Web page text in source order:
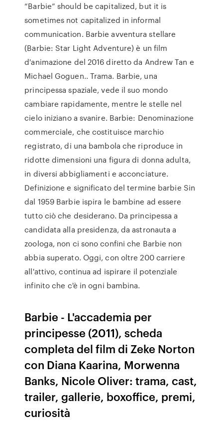
“Barbie” should be capitalized, but it is
sometimes not capitalized in informal
communication. Barbie avventura stellare
(Barbie: Star Light Adventure) è un film
d'animazione del 2016 diretto da Andrew Tan e
Michael Goguen.. Trama. Barbie, una
principessa spaziale, vede il suo mondo
cambiare rapidamente, mentre le stelle nel
cielo iniziano a svanire. Barbie: Denominazione
commerciale, che costituisce marchio
registrato, di una bambola che riproduce in
ridotte dimensioni una figura di donna adulta,
in diversi abbigliamenti e acconciature.
Definizione e significato del termine barbie Sin
dal 1959 Barbie ispira le bambine ad essere
tutto ciò che desiderano. Da principessa a
candidata alla presidenza, da astronauta a
zoologa, non ci sono confini che Barbie non
abbia superato. Oggi, con oltre 200 carriere
all'attivo, continua ad ispirare il potenziale
infinito che c'è in ogni bambina.
Barbie - L'accademia per
principesse (2011), scheda
completa del film di Zeke Norton
con Diana Kaarina, Morwenna
Banks, Nicole Oliver: trama, cast,
trailer, gallerie, boxoffice, premi,
curiosità